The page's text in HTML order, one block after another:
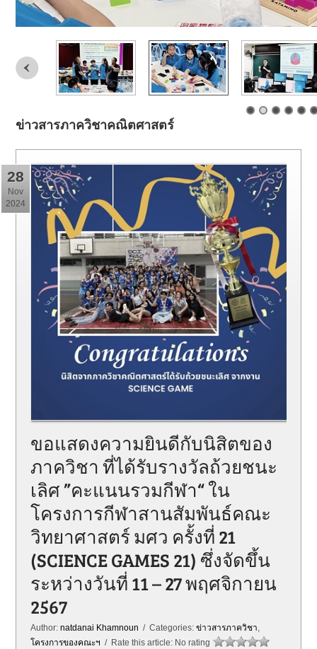
ข่าวสารภาควิชาคณิตศาสตร์
28
Nov
2024
ขอแสดงความยินดีกับนิสิตของ
ภาควิชา ที่ได้รับรางวัลถ้วยชนะ
เลิศ ”คะแนนรวมกีฬา“ ใน
โครงการกีฬาสานสัมพันธ์คณะ
วิทยาศาสตร์ มศว ครั้งที่ 21
(SCIENCE GAMES 21) ซึ่งจัดขึ้น
ระหว่างวันที่ 11 – 27 พฤศจิกายน
2567
Author:natdanai Khamnoun / Categories:ข่าวสารภาควิชา,
โครงการของคณะฯ / Rate this article: No rating